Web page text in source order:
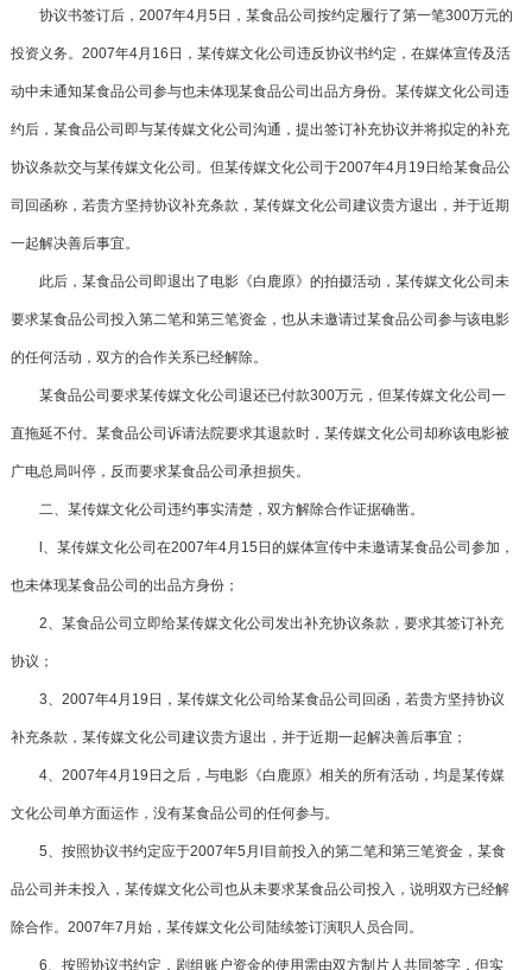
协议书签订后，2007年4月5日，某食品公司按约定履行了第一笔300万元的
投资义务。2007年4月16日，某传媒文化公司违反协议书约定，在媒体宣传及活
动中未通知某食品公司参与也未体现某食品公司出品方身份。某传媒文化公司违
约后，某食品公司即与某传媒文化公司沟通，提出签订补充协议并将拟定的补充
协议条款交与某传媒文化公司。但某传媒文化公司于2007年4月19日给某食品公
司回函称，若贵方坚持协议补充条款，某传媒文化公司建议贵方退出，并于近期
一起解决善后事宜。
此后，某食品公司即退出了电影《白鹿原》的拍摄活动，某传媒文化公司未
要求某食品公司投入第二笔和第三笔资金，也从未邀请过某食品公司参与该电影
的任何活动，双方的合作关系已经解除。
某食品公司要求某传媒文化公司退还已付款300万元，但某传媒文化公司一
直拖延不付。某食品公司诉请法院要求其退款时，某传媒文化公司却称该电影被
广电总局叫停，反而要求某食品公司承担损失。
二、某传媒文化公司违约事实清楚，双方解除合作证据确凿。
l、某传媒文化公司在2007年4月15日的媒体宣传中未邀请某食品公司参加，
也未体现某食品公司的出品方身份；
2、某食品公司立即给某传媒文化公司发出补充协议条款，要求其签订补充
协议；
3、2007年4月19日，某传媒文化公司给某食品公司回函，若贵方坚持协议
补充条款，某传媒文化公司建议贵方退出，并于近期一起解决善后事宜；
4、2007年4月19日之后，与电影《白鹿原》相关的所有活动，均是某传媒
文化公司单方面运作，没有某食品公司的任何参与。
5、按照协议书约定应于2007年5月l目前投入的第二笔和第三笔资金，某食
品公司并未投入，某传媒文化公司也从未要求某食品公司投入，说明双方已经解
除合作。2007年7月始，某传媒文化公司陆续签订演职人员合同。
6、按照协议书约定，剧组账户资金的使用需由双方制片人共同签字，但实